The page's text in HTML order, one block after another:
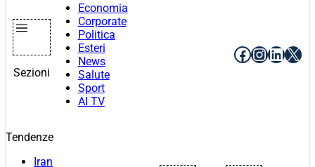
Sezioni
Economia
Corporate
Politica
Esteri
News
Salute
Sport
AI TV
Facebook
X
Tendenze
Iran